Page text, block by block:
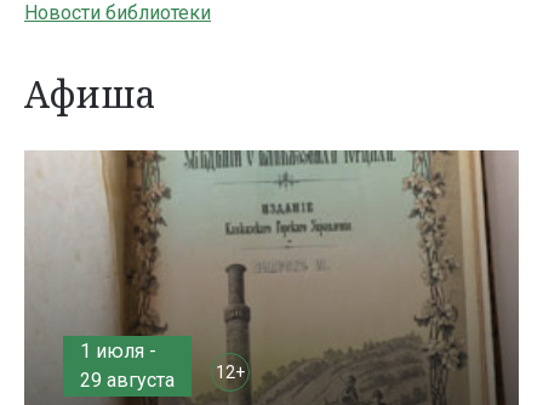
Новости библиотеки
Афиша
1 июля -
29 августа
12+